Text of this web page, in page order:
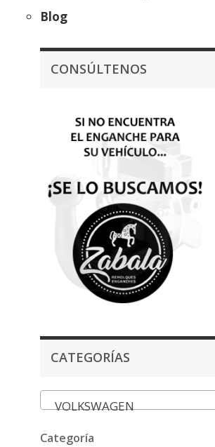
Blog
CONSÚLTENOS
CATEGORÍAS
VOLKSWAGEN
Categoría